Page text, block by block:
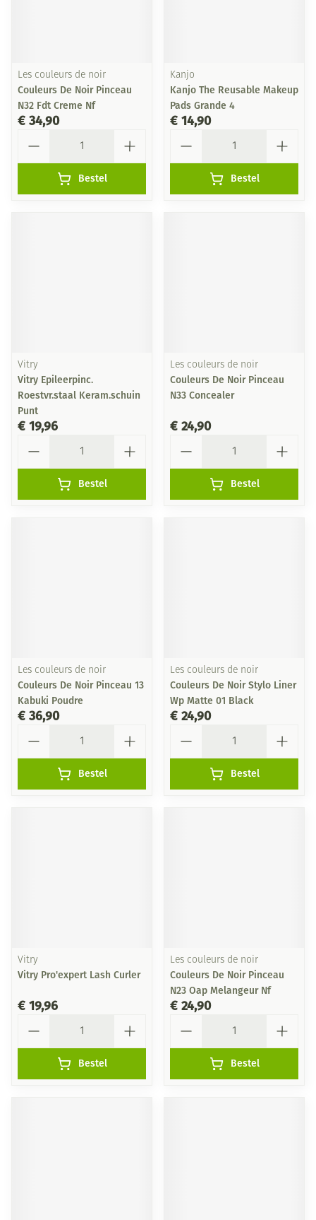
Les couleurs de noir
Couleurs De Noir Pinceau
N32 Fdt Creme Nf
€ 34,90
Bestel
Kanjo
Kanjo The Reusable Makeup
Pads Grande 4
€ 14,90
Bestel
Vitry
Vitry Epileerpinc.
Roestvr.staal Keram.schuin
Punt
€ 19,96
Bestel
Les couleurs de noir
Couleurs De Noir Pinceau
N33 Concealer
€ 24,90
Bestel
Les couleurs de noir
Couleurs De Noir Pinceau 13
Kabuki Poudre
€ 36,90
Bestel
Les couleurs de noir
Couleurs De Noir Stylo Liner
Wp Matte 01 Black
€ 24,90
Bestel
Vitry
Vitry Pro'expert Lash Curler
€ 19,96
Bestel
Les couleurs de noir
Couleurs De Noir Pinceau
N23 Oap Melangeur Nf
€ 24,90
Bestel